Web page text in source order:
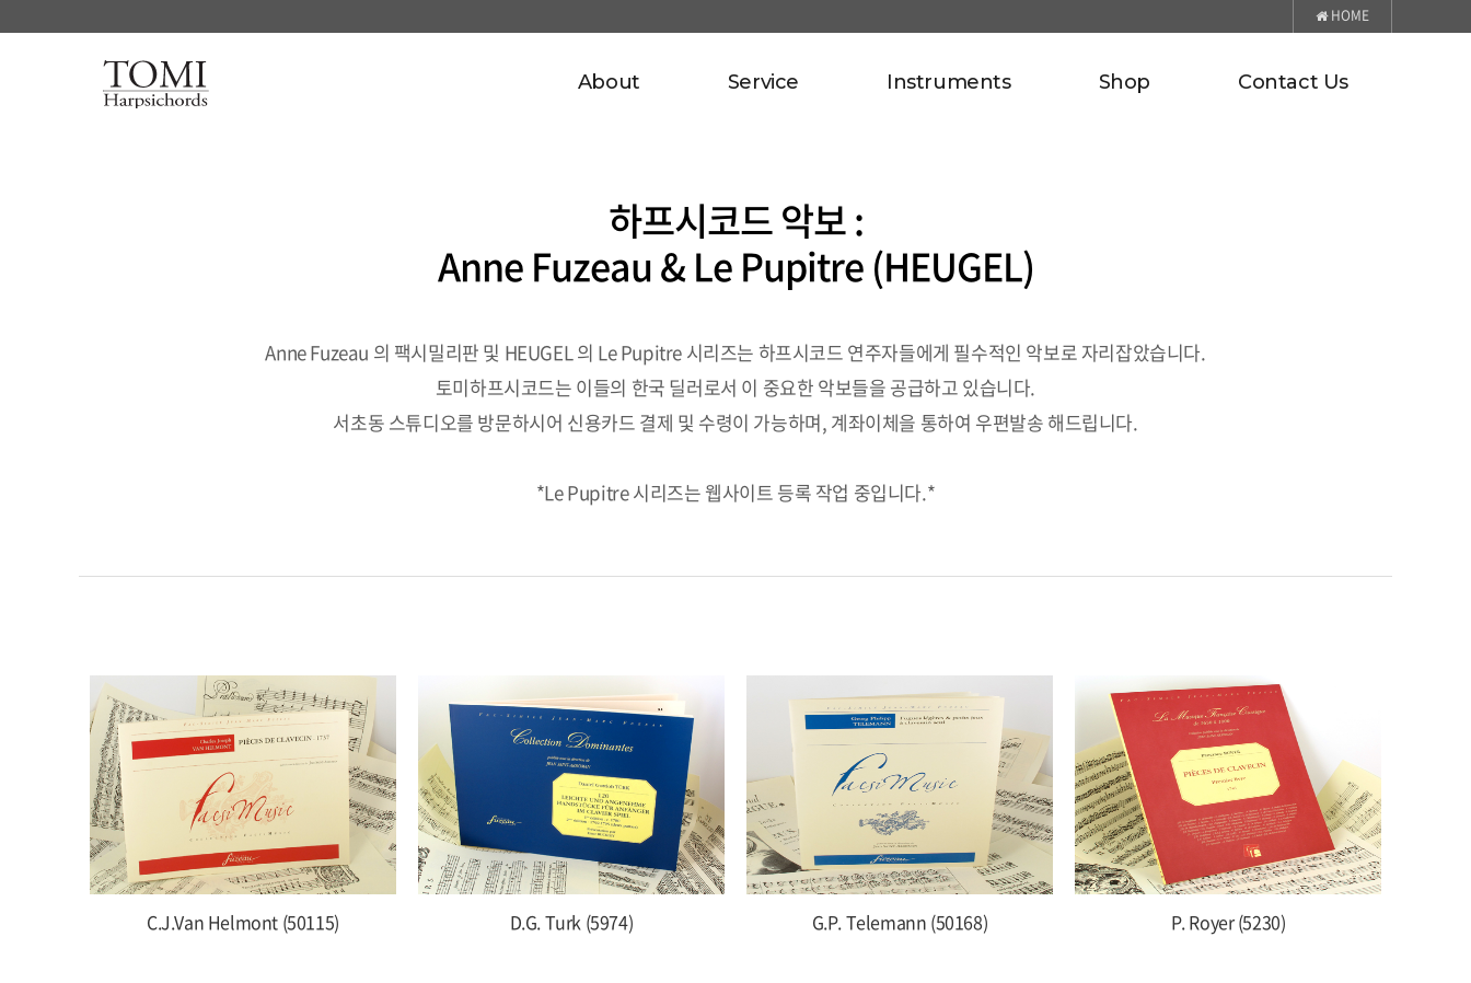
HOME
About Service Instruments Shop Contact Us
하프시코드 악보 :
Anne Fuzeau & Le Pupitre (HEUGEL)
Anne Fuzeau 의 팩시밀리판 및 HEUGEL 의 Le Pupitre 시리즈는 하프시코드 연주자들에게 필수적인 악보로 자리잡았습니다.
토미하프시코드는 이들의 한국 딜러로서 이 중요한 악보들을 공급하고 있습니다.
서초동 스튜디오를 방문하시어 신용카드 결제 및 수령이 가능하며, 계좌이체을 통하여 우편발송 해드립니다.
*Le Pupitre 시리즈는 웹사이트 등록 작업 중입니다.*
C.J.Van Helmont (50115) D.G. Turk (5974) G.P. Telemann (50168) P. Royer (5230)